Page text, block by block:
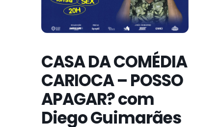
CASA DA COMÉDIA
CARIOCA – POSSO
APAGAR? com
Diego Guimarães